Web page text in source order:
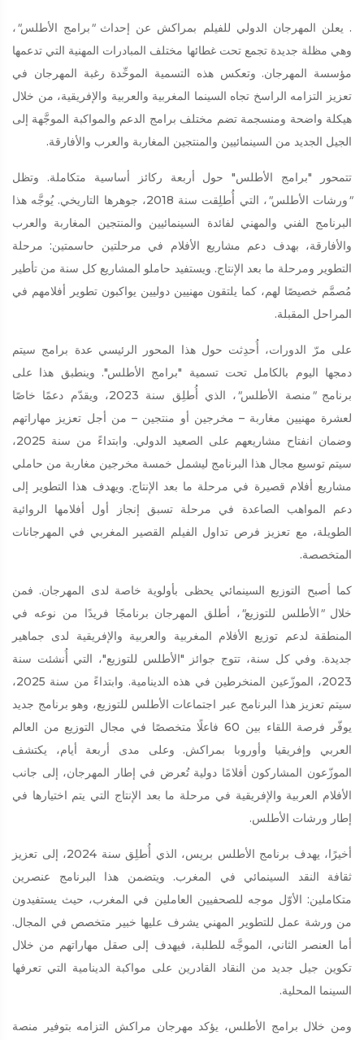
. يعلن المهرجان الدولي للفيلم بمراكش عن إحداث"برامج الأطلس"،
وهي مظلة جديدة تجمع تحت غطائها مختلف المبادرات المهنية التي تدعمها
مؤسسة المهرجان. وتعكس هذه التسمية الموحِّدة رغبة المهرجان في
تعزيز التزامه الراسخ تجاه السينما المغربية والعربية والإفريقية، من خلال
هيكلة واضحة ومنسجمة تضم مختلف برامج الدعم والمواكبة الموجَّهة إلى
الجيل الجديد من السينمائيين والمنتجين المغاربة والعرب والأفارقة.
تتمحور "برامج الأطلس" حول أربعة ركائز أساسية متكاملة. وتظل
"ورشات الأطلس"
، التي أُطلِقت سنة 2018، جوهرها التاريخي. يُوجَّه هذا
البرنامج الفني والمهني لفائدة السينمائيين والمنتجين المغاربة والعرب
والأفارقة، بهدف دعم مشاريع الأفلام في مرحلتين حاسمتين: مرحلة
التطوير ومرحلة ما بعد الإنتاج. ويستفيد حاملو المشاريع كل سنة من تأطير
مُصمَّم خصيصًا لهم، كما يلتقون مهنيين دوليين يواكبون تطوير أفلامهم في
المراحل المقبلة.
على مرّ الدورات، أُحدِثت حول هذا المحور الرئيسي عدة برامج سيتم
دمجها اليوم بالكامل تحت تسمية "برامج الأطلس". وينطبق هذا على
برنامج"منصة الأطلس"
، الذي أُطلِق سنة 2023، ويقدّم دعمًا خاصًا
لعشرة مهنيين مغاربة – مخرجين أو منتجين – من أجل تعزيز مهاراتهم
وضمان انفتاح مشاريعهم على الصعيد الدولي. وابتداءً من سنة 2025،
سيتم توسيع مجال هذا البرنامج ليشمل خمسة مخرجين مغاربة من حاملي
مشاريع أفلام قصيرة في مرحلة ما بعد الإنتاج. ويهدف هذا التطوير إلى
دعم المواهب الصاعدة في مرحلة تسبق إنجاز أول أفلامها الروائية
الطويلة، مع تعزيز فرص تداول الفيلم القصير المغربي في المهرجانات
المتخصصة.
كما أصبح التوزيع السينمائي يحظى بأولوية خاصة لدى المهرجان. فمن
خلال"الأطلس للتوزيع"، أطلق المهرجان برنامجًا فريدًا من نوعه في
المنطقة لدعم توزيع الأفلام المغربية والعربية والإفريقية لدى جماهير
جديدة. وفي كل سنة، تتوج جوائز "الأطلس للتوزيع"، التي أُنشئت سنة
2023، الموزّعين المنخرطين في هذه الدينامية. وابتداءً من سنة 2025،
سيتم تعزيز هذا البرنامج عبر اجتماعات الأطلس للتوزيع، وهو برنامج جديد
يوفّر فرصة اللقاء بين 60 فاعلًا متخصصًا في مجال التوزيع من العالم
العربي وإفريقيا وأوروبا بمراكش. وعلى مدى أربعة أيام، يكتشف
الموزّعون المشاركون أفلامًا دولية تُعرض في إطار المهرجان، إلى جانب
الأفلام العربية والإفريقية في مرحلة ما بعد الإنتاج التي يتم اختيارها في
إطار ورشات الأطلس.
أخيرًا، يهدف برنامج الأطلس بريس، الذي أُطلِق سنة 2024، إلى تعزيز
ثقافة النقد السينمائي في المغرب. ويتضمن هذا البرنامج عنصرين
متكاملين: الأوّل موجه للصحفيين العاملين في المغرب، حيث يستفيدون
من ورشة عمل للتطوير المهني يشرف عليها خبير متخصص في المجال.
أما العنصر الثاني، الموجَّه للطلبة، فيهدف إلى صقل مهاراتهم من خلال
تكوين جيل جديد من النقاد القادرين على مواكبة الدينامية التي تعرفها
السينما المحلية.
ومن خلال برامج الأطلس، يؤكد مهرجان مراكش التزامه بتوفير منصة